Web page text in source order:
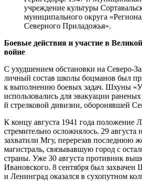
учреждение культуры
муниципального округа
Северного Приладожья».
Боевые действия и участие в
войне
С ухудшением обстановки на Северо-
личный состав школы боцманов был
к выполнению боевых задач. Шхуны
использовались для эвакуации
й стрелковой дивизии, оборонявшей
К концу августа 1941 года положение
стремительно осложнялось. 29 августа
захватили Мгу, перерезав последнюю
магистраль, связывавшую город с
страны. Уже 30 августа противник
Ивановского. 8 сентября был захвачен
и Ленинград оказался в сухопутном